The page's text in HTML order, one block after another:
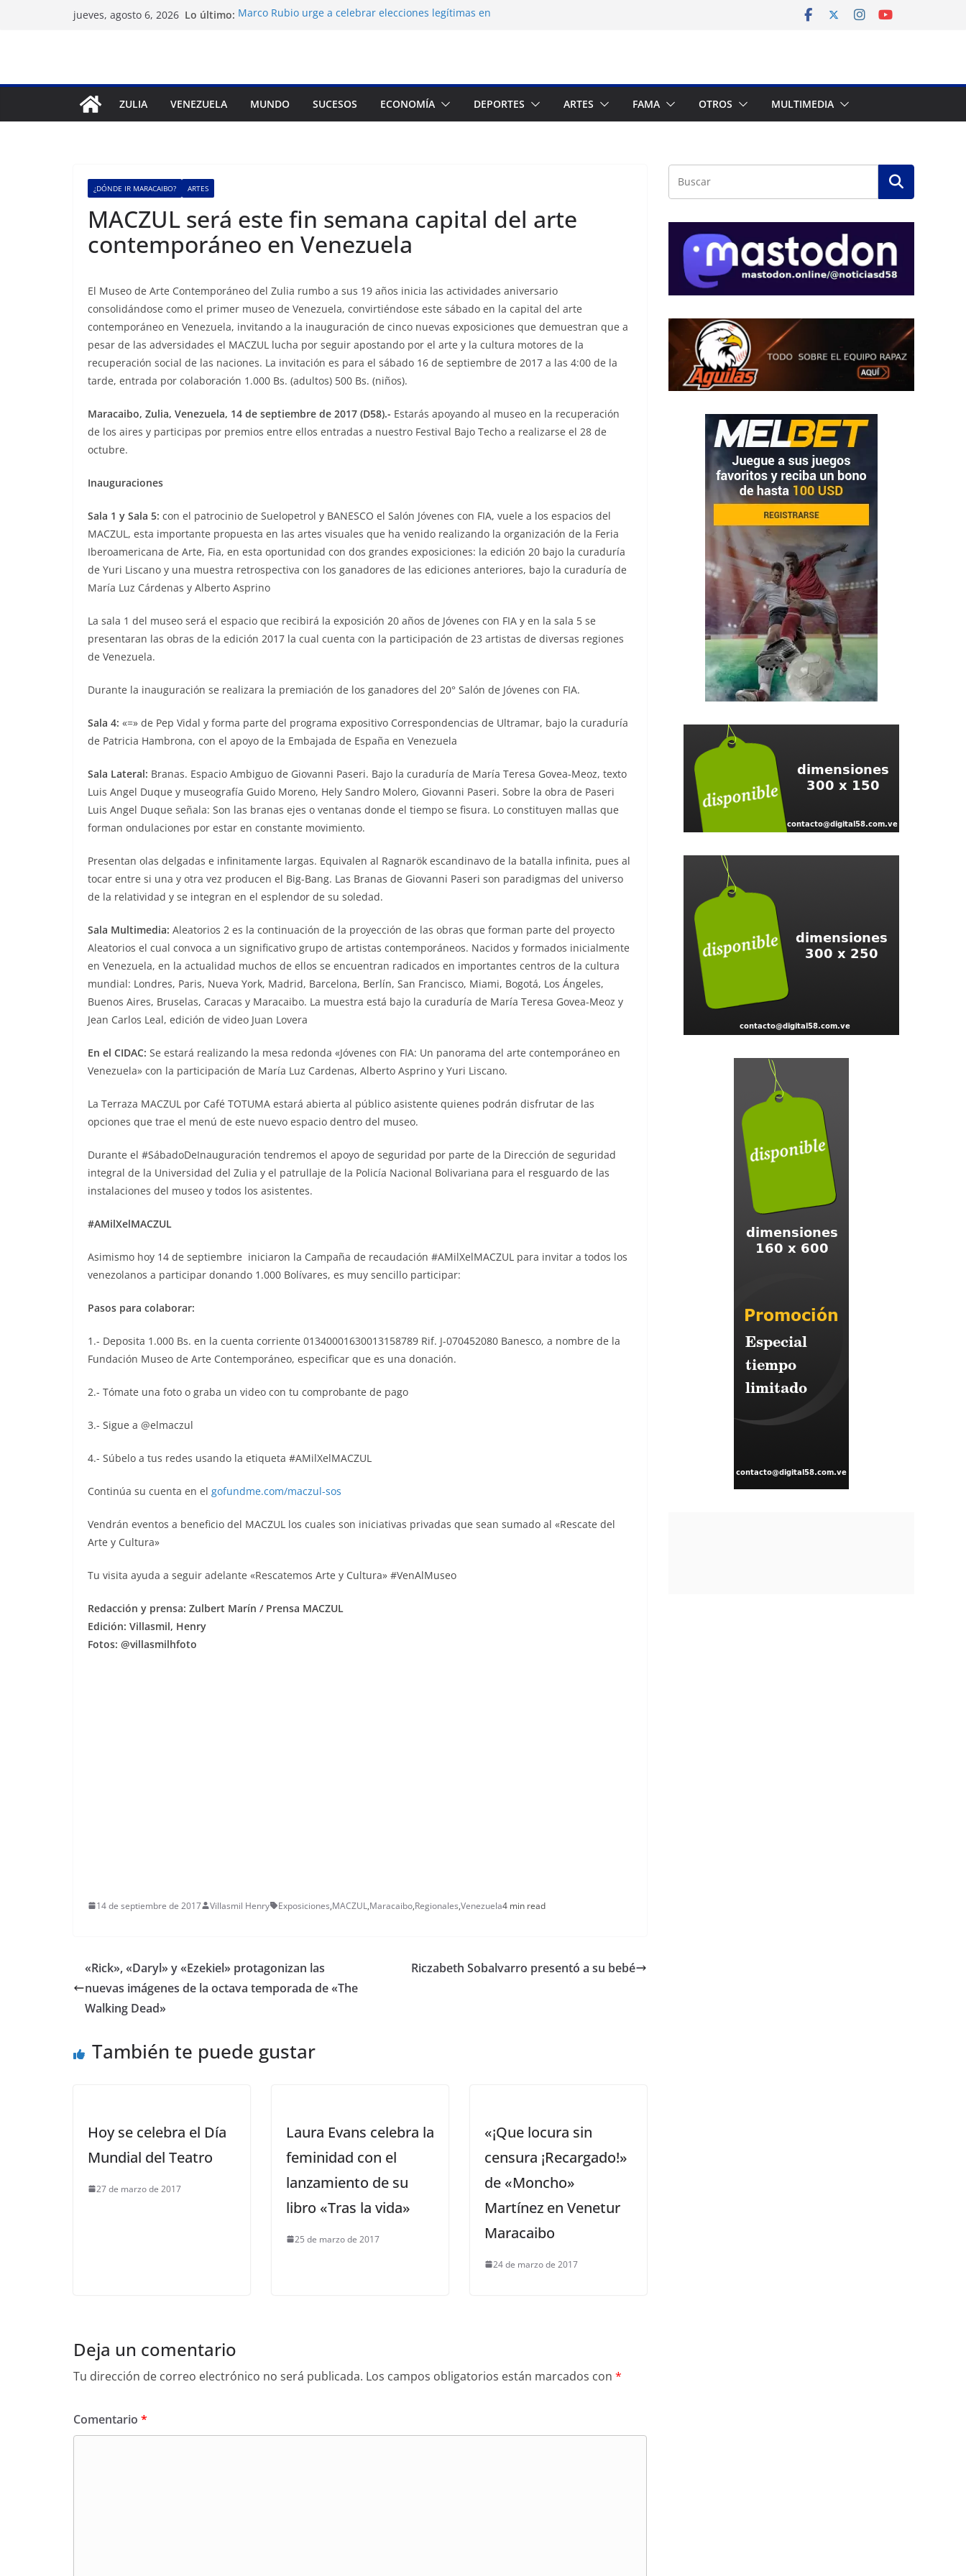
jueves, agosto 6, 2026 Lo último: Marco Rubio urge a celebrar elecciones legítimas en
Hallan el cuerpo del montañista Nirmal Purja tras
avalancha en Pakistán
ZULIA VENEZUELA MUNDO SUCESOS ECONOMÍA DEPORTES ARTES FAMA OTROS MULTIMEDIA
¿DÓNDE IR MARACAIBO? ARTES
MACZUL será este fin semana capital del arte
contemporáneo en Venezuela
El Museo de Arte Contemporáneo del Zulia rumbo a sus 19 años inicia las actividades aniversario
consolidándose como el primer museo de Venezuela, convirtiéndose este sábado en la capital del arte
contemporáneo en Venezuela, invitando a la inauguración de cinco nuevas exposiciones que demuestran que a
pesar de las adversidades el MACZUL lucha por seguir apostando por el arte y la cultura motores de la
recuperación social de las naciones. La invitación es para el sábado 16 de septiembre de 2017 a las 4:00 de la
tarde, entrada por colaboración 1.000 Bs. (adultos) 500 Bs. (niños).
Maracaibo, Zulia, Venezuela, 14 de septiembre de 2017 (D58).- Estarás apoyando al museo en la recuperación
de los aires y participas por premios entre ellos entradas a nuestro Festival Bajo Techo a realizarse el 28 de
octubre.
Inauguraciones
Sala 1 y Sala 5: con el patrocinio de Suelopetrol y BANESCO el Salón Jóvenes con FIA, vuele a los espacios del
MACZUL, esta importante propuesta en las artes visuales que ha venido realizando la organización de la Feria
Iberoamericana de Arte, Fia, en esta oportunidad con dos grandes exposiciones: la edición 20 bajo la curaduría
de Yuri Liscano y una muestra retrospectiva con los ganadores de las ediciones anteriores, bajo la curaduría de
María Luz Cárdenas y Alberto Asprino
La sala 1 del museo será el espacio que recibirá la exposición 20 años de Jóvenes con FIA y en la sala 5 se
presentaran las obras de la edición 2017 la cual cuenta con la participación de 23 artistas de diversas regiones
de Venezuela.
Durante la inauguración se realizara la premiación de los ganadores del 20° Salón de Jóvenes con FIA.
Sala 4: «=» de Pep Vidal y forma parte del programa expositivo Correspondencias de Ultramar, bajo la curaduría
de Patricia Hambrona, con el apoyo de la Embajada de España en Venezuela
Sala Lateral: Branas. Espacio Ambiguo de Giovanni Paseri. Bajo la curaduría de María Teresa Govea-Meoz, texto
Luis Angel Duque y museografía Guido Moreno, Hely Sandro Molero, Giovanni Paseri. Sobre la obra de Paseri
Luis Angel Duque señala: Son las branas ejes o ventanas donde el tiempo se fisura. Lo constituyen mallas que
forman ondulaciones por estar en constante movimiento.
Presentan olas delgadas e infinitamente largas. Equivalen al Ragnarök escandinavo de la batalla infinita, pues al
tocar entre si una y otra vez producen el Big-Bang. Las Branas de Giovanni Paseri son paradigmas del universo
de la relatividad y se integran en el esplendor de su soledad.
Sala Multimedia: Aleatorios 2 es la continuación de la proyección de las obras que forman parte del proyecto
Aleatorios el cual convoca a un significativo grupo de artistas contemporáneos. Nacidos y formados inicialmente
en Venezuela, en la actualidad muchos de ellos se encuentran radicados en importantes centros de la cultura
mundial: Londres, Paris, Nueva York, Madrid, Barcelona, Berlín, San Francisco, Miami, Bogotá, Los Ángeles,
Buenos Aires, Bruselas, Caracas y Maracaibo. La muestra está bajo la curaduría de María Teresa Govea-Meoz y
Jean Carlos Leal, edición de video Juan Lovera
En el CIDAC: Se estará realizando la mesa redonda «Jóvenes con FIA: Un panorama del arte contemporáneo en
Venezuela» con la participación de María Luz Cardenas, Alberto Asprino y Yuri Liscano.
La Terraza MACZUL por Café TOTUMA estará abierta al público asistente quienes podrán disfrutar de las
opciones que trae el menú de este nuevo espacio dentro del museo.
Durante el #SábadoDeInauguración tendremos el apoyo de seguridad por parte de la Dirección de seguridad
integral de la Universidad del Zulia y el patrullaje de la Policía Nacional Bolivariana para el resguardo de las
instalaciones del museo y todos los asistentes.
#AMilXelMACZUL
Asimismo hoy 14 de septiembre iniciaron la Campaña de recaudación #AMilXelMACZUL para invitar a todos los
venezolanos a participar donando 1.000 Bolívares, es muy sencillo participar:
Pasos para colaborar:
1.- Deposita 1.000 Bs. en la cuenta corriente 01340001630013158789 Rif. J-070452080 Banesco, a nombre de la
Fundación Museo de Arte Contemporáneo, especificar que es una donación.
2.- Tómate una foto o graba un video con tu comprobante de pago
3.- Sigue a @elmaczul
4.- Súbelo a tus redes usando la etiqueta #AMilXelMACZUL
Continúa su cuenta en el gofundme.com/maczul-sos
Vendrán eventos a beneficio del MACZUL los cuales son iniciativas privadas que sean sumado al «Rescate del
Arte y Cultura»
Tu visita ayuda a seguir adelante «Rescatemos Arte y Cultura» #VenAlMuseo
Redacción y prensa: Zulbert Marín / Prensa MACZUL
Edición: Villasmil, Henry
Fotos: @villasmilhfoto
14 de septiembre de 2017 Villasmil Henry Exposiciones,MACZUL,Maracaibo,Regionales,Venezuela4 min read
«Rick», «Daryl» y «Ezekiel» protagonizan las
nuevas imágenes de la octava temporada de «The
Walking Dead»
Riczabeth Sobalvarro presentó a su bebé
También te puede gustar
Hoy se celebra el Día
Mundial del Teatro
27 de marzo de 2017
Laura Evans celebra la
feminidad con el
lanzamiento de su
libro «Tras la vida»
25 de marzo de 2017
«¡Que locura sin
censura ¡Recargado!»
de «Moncho»
Martínez en Venetur
Maracaibo
24 de marzo de 2017
Deja un comentario
Tu dirección de correo electrónico no será publicada. Los campos obligatorios están marcados con *
Comentario *